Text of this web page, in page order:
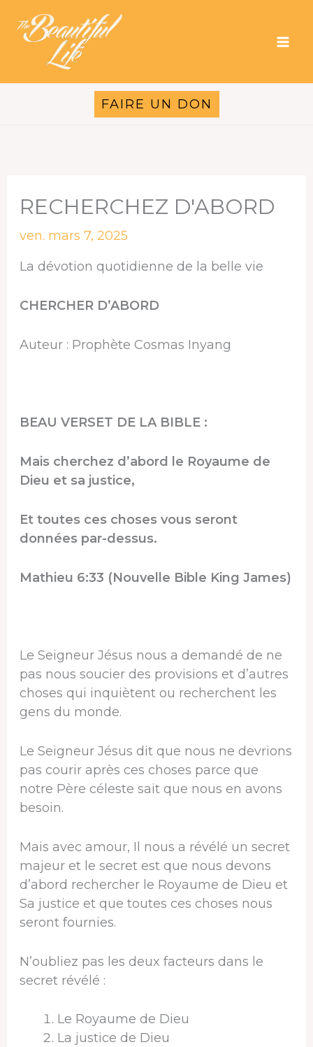
contenu
FAIRE UN DON
RECHERCHEZ D'ABORD
ven. mars 7, 2025
La dévotion quotidienne de la belle vie
CHERCHER D’ABORD
Auteur : Prophète Cosmas Inyang
BEAU VERSET DE LA BIBLE :
Mais cherchez d’abord le Royaume de
Dieu et sa justice,
Et toutes ces choses vous seront
données par-dessus.
Mathieu 6:33 (Nouvelle Bible King James)
Le Seigneur Jésus nous a demandé de ne
pas nous soucier des provisions et d’autres
choses qui inquiètent ou recherchent les
gens du monde.
Le Seigneur Jésus dit que nous ne devrions
pas courir après ces choses parce que
notre Père céleste sait que nous en avons
besoin.
Mais avec amour, Il nous a révélé un secret
majeur et le secret est que nous devons
d’abord rechercher le Royaume de Dieu et
Sa justice et que toutes ces choses nous
seront fournies.
N’oubliez pas les deux facteurs dans le
secret révélé :
Le Royaume de Dieu
La justice de Dieu